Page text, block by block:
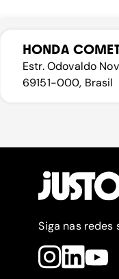
HONDA
Estr. Odovaldo
69151-000, Brasil
Siga nas redes